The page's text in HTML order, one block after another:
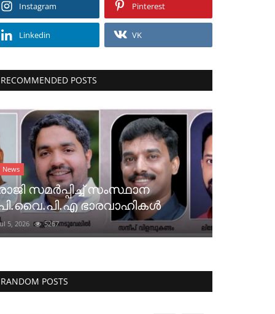
Instagram Pinterest
Linkedin VK
RECOMMENDED POSTS
News
സമർപ്പിച്ച് സംസ്ഥാന
ഭാരവാഹികൾ
5, 2026 5267
RANDOM POSTS